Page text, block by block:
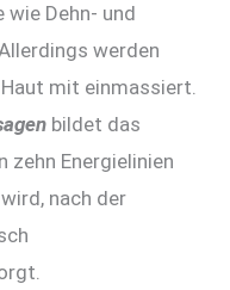
wie Dehn- und
werden
mit einmassiert.
bildet das
zehn Energielinien
nach der